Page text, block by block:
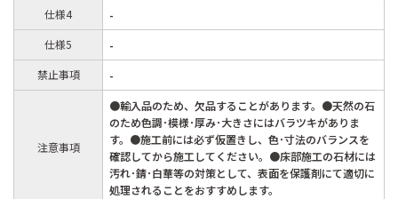
仕様4
-
仕様5
-
禁止事項
-
注意事項
●輸入品のため、欠品することがあります。●天然の石
のため色調･模様･厚み･大きさにはバラツキがありま
す。●施工前には必ず仮置きし、色･寸法のバランスを
確認してから施工してください。●床部施工の石材には
汚れ･錆･白華等の対策として、表面を保護剤にて適切に
処理されることをおすすめします。